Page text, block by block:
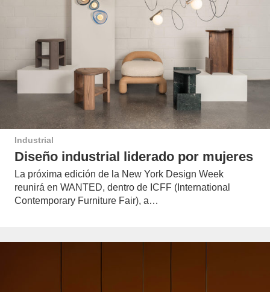
Industrial
Diseño industrial liderado por mujeres
La próxima edición de la New York Design Week
reunirá en WANTED, dentro de ICFF (International
Contemporary Furniture Fair), a…